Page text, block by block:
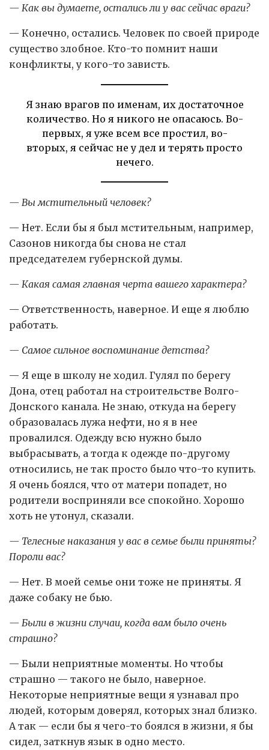
— Как вы думаете, остались ли у вас сейчас враги?
— Конечно, остались. Человек по своей природе
существо злобное. Кто-то помнит наши
конфликты, у кого-то зависть.
Я знаю врагов по именам, их достаточное
количество. Но я никого не опасаюсь. Во-
первых, я уже всем все простил, во-
вторых, я сейчас не у дел и терять просто
нечего.
— Вы мстительный человек?
— Нет. Если бы я был мстительным, например,
Сазонов никогда бы снова не стал
председателем губернской думы.
— Какая самая главная черта вашего характера?
— Ответственность, наверное. И еще я люблю
работать.
— Самое сильное воспоминание детства?
— Я еще в школу не ходил. Гулял по берегу
Дона, отец работал на строительстве Волго-
Донского канала. Не знаю, откуда на берегу
образовалась лужа нефти, но я в нее
провалился. Одежду всю нужно было
выбрасывать, а тогда к одежде по-другому
относились, не так просто было что-то купить.
Я очень боялся, что от матери попадет, но
родители восприняли все спокойно. Хорошо
хоть не утонул, сказали.
— Телесные наказания у вас в семье были приняты?
Пороли вас?
— Нет. В моей семье они тоже не приняты. Я
даже собаку не бью.
— Были в жизни случаи, когда вам было очень
страшно?
— Были неприятные моменты. Но чтобы
страшно — такого не было, наверное.
Некоторые неприятные вещи я узнавал про
людей, которым доверял, которых знал близко.
А так — если бы я чего-то боялся в жизни, я бы
сидел, заткнув язык в одно место.